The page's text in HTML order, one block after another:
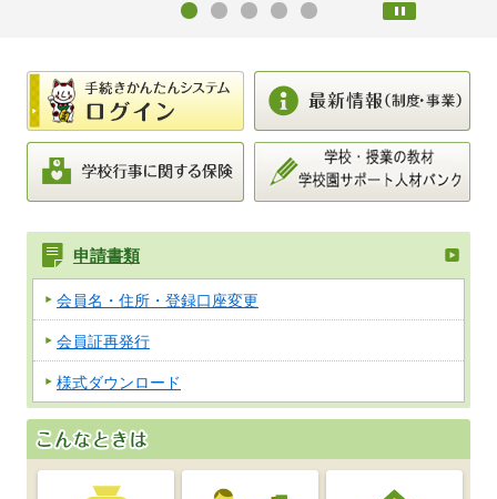
申請書類
会員名・住所・登録口座変更
会員証再発行
様式ダウンロード